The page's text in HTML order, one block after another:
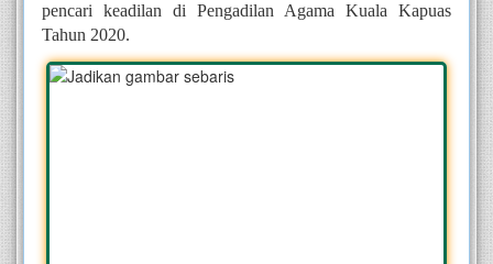
pencari keadilan di Pengadilan Agama Kuala Kapuas
Tahun 2020.